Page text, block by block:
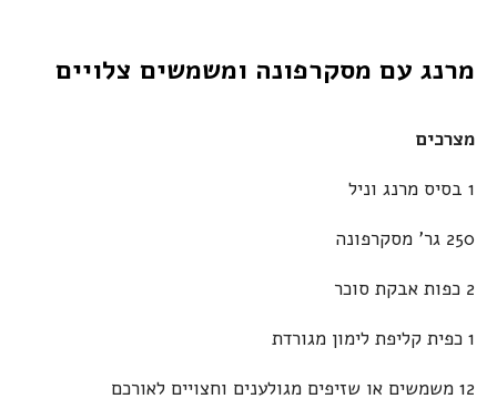
מרנג עם מסקרפונה ומשמשים צלויים
מצרכים
1 בסיס מרנג וניל
250 גר' מסקרפונה
2 כפות אבקת סוכר
1 כפית קליפת לימון מגורדת
12 משמשים או שזיפים מגולענים וחצויים לאורכם